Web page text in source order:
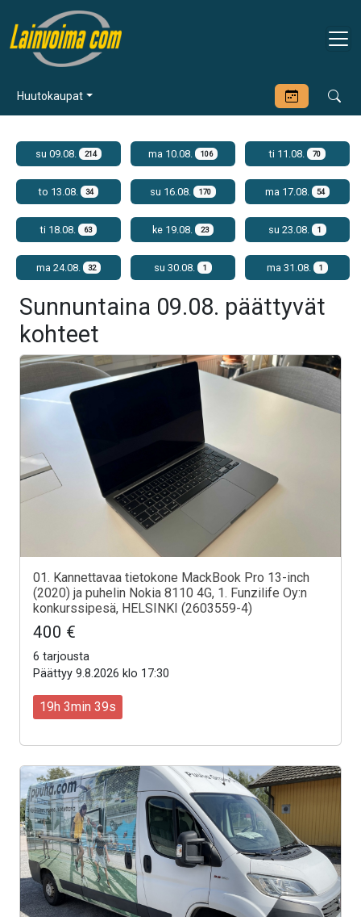
Huutokaupat
su 09.08. 214 ma 10.08. 106 ti 11.08. 70
to 13.08. 34 su 16.08. 170 ma 17.08. 54
ti 18.08. 63 ke 19.08. 23 su 23.08. 1
ma 24.08. 32 su 30.08. 1 ma 31.08. 1
Sunnuntaina 09.08. päättyvät
kohteet
01. Kannettavaa tietokone MackBook Pro 13-inch
(2020) ja puhelin Nokia 8110 4G, 1. Funzilife Oy:n
konkurssipesä, HELSINKI (2603559-4)
400 €
6 tarjousta
Päättyy 9.8.2026 klo 17:30
19h 3min 37s